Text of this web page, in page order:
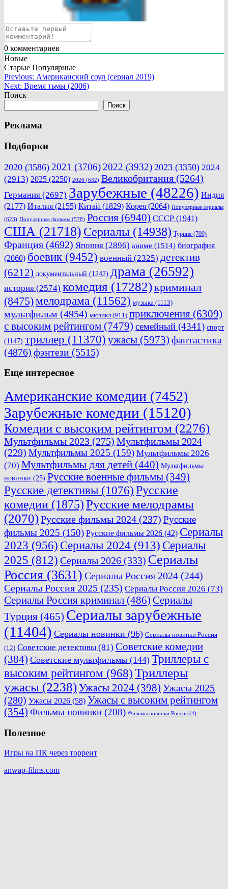
0 комментариев
Новые
Старые Популярные
Навигация
по
Previous: Американский соул (сериал 2019)
Next: Время тьмы (2006)
Поиск
Поиск
Реклама
Подборки
2020 (3586) 2021 (3706) 2022 (3932) 2023 (3350) 2024
(2913) 2025 (2250) 2026 (632) Великобритания (5264)
Германия (2697) Зарубежные (48226) Индия
(2177) Италия (2155) Китай (1829) Корея (2064) Популярные сериалы
(623) Популярные фильмы (578) Россия (6940) СССР (1941)
США (21718) Сериалы (14938) Турция (709)
Франция (4692) Япония (2896) аниме (1514) биография
(2060) боевик (9452) военный (2325) детектив
(6212) документальный (1242) драма (26592)
история (2574) комедия (17282)криминал
(8475)мелодрама (11562) музыка (1113)
мультфильм (4954) мюзикл (911) приключения (6309)
с высоким рейтингом (7479) семейный (4341) спорт
(1147) триллер (11370) ужасы (5973) фантастика
(4876) фэнтези (5515)
Еще интересное
Американские комедии (7452)
Зарубежные комедии (15120)
Комедии с высоким рейтингом (2276)
Мультфильмы 2023 (275) Мультфильмы 2024
(229) Мультфильмы 2025 (159) Мультфильмы 2026
(70) Мультфильмы для детей (440) Мультфильмы
новинки (25) Русские военные фильмы (349)
Русские детективы (1076)Русские
комедии (1875)Русские мелодрамы
(2070)Русские фильмы 2024 (237) Русские
фильмы 2025 (150) Русские фильмы 2026 (42) Сериалы
2023 (956) Сериалы 2024 (913) Сериалы
2025 (812) Сериалы 2026 (333) Сериалы
Россия (3631) Сериалы Россия 2024 (244)
Сериалы Россия 2025 (235) Сериалы Россия 2026 (73)
Сериалы Россия криминал (486) Сериалы
Турция (465) Сериалы зарубежные
(11404) Сериалы новинки (96) Сериалы новинки Россия
(12) Советские детективы (81) Советские комедии
(384) Советские мультфильмы (144) Триллеры с
высоким рейтингом (968) Триллеры
ужасы (2238)Ужасы 2024 (398) Ужасы 2025
(280) Ужасы 2026 (58) Ужасы с высоким рейтингом
(354) Фильмы новинки (208) Фильмы новинки Россия (4)
Полезное
Игры на ПК через торрент
anwap-films.com